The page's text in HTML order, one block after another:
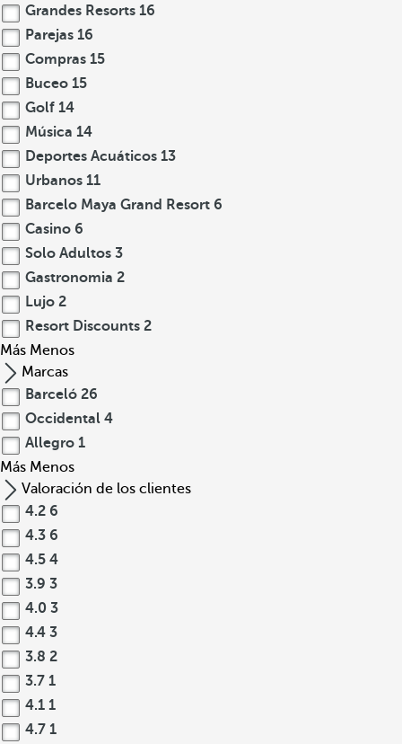
Grandes Resorts 16
Parejas 16
Compras 15
Buceo 15
Golf 14
Música 14
Deportes Acuáticos 13
Urbanos 11
Barcelo Maya Grand Resort 6
Casino 6
Solo Adultos 3
Gastronomia 2
Lujo 2
Resort Discounts 2
Más Menos
Marcas
Barceló 26
Occidental 4
Allegro 1
Más Menos
Valoración de los clientes
4.2 6
4.3 6
4.5 4
3.9 3
4.0 3
4.4 3
3.8 2
3.7 1
4.1 1
4.7 1